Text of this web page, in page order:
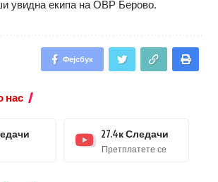
увидна екипа на ОВР Берово.
Фејсбук
нас
27.4кСледачи
Претплатете се